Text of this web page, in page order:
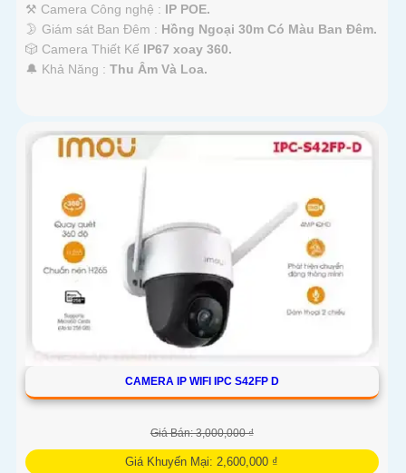
⚒ Camera Công nghệ : IP POE.
🌛 Giám sát Ban Đêm : Hồng Ngoại 30m Có Màu Ban Ðêm.
🎲 Camera Thiết Kế IP67 xoay 360.
️🔔 Khả Năng : Thu Âm Và Loa.
CAMERA IP WIFI IPC S42FP D
Giá Bán: 3,000,000 ₫
Giá Khuyến Mại: 2,600,000 ₫